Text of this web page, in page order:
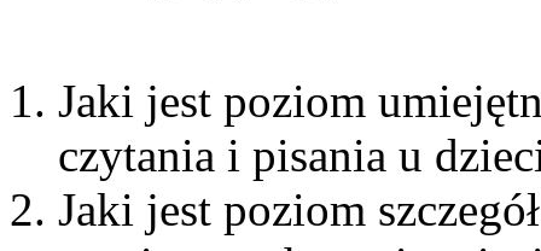
Jaki jest poziom
czytania i pisania u
Jaki jest poziom